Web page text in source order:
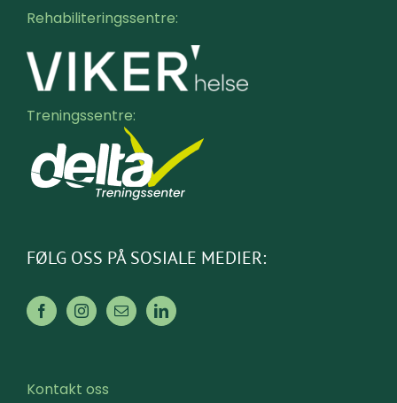
Rehabiliteringssentre:
Treningssentre:
FØLG OSS PÅ SOSIALE MEDIER:
Kontakt oss